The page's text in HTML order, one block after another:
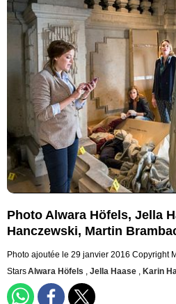
Photo Alwara Höfels, Jella
Hanczewski, Martin
Photo ajoutée le 29 janvier 2016 Copyright
StarsAlwara Höfels , Jella Haase , Karin